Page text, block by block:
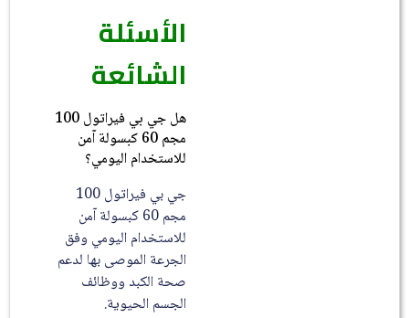
الأسئلة
الشائعة
هل جي بي فيراتول 100
مجم 60 كبسولة آمن
للاستخدام اليومي؟
جي بي فيراتول 100
مجم 60 كبسولة آمن
للاستخدام اليومي وفق
الجرعة الموصى بها لدعم
صحة الكبد ووظائف
الجسم الحيوية.